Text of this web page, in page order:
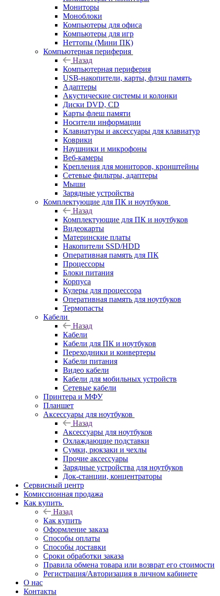
Мониторы
Моноблоки
Компьютеры для офиса
Компьютеры для игр
Неттопы (Мини ПК)
Компьютерная периферия
Назад
Компьютерная периферия
USB-накопители, карты, флэш память
Адаптеры
Акустические системы и колонки
Диски DVD, CD
Карты флеш памяти
Носители информации
Клавиатуры и аксессуары для клавиатур
Коврики
Наушники и микрофоны
Веб-камеры
Крепления для мониторов, кронштейны
Сетевые фильтры, адаптеры
Мыши
Зарядные устройства
Комплектующие для ПК и ноутбуков
Назад
Комплектующие для ПК и ноутбуков
Видеокарты
Материнские платы
Накопители SSD/HDD
Оперативная память для ПК
Процессоры
Блоки питания
Корпуса
Кулеры для процессора
Оперативная память для ноутбуков
Термопасты
Кабели
Назад
Кабели
Кабели для ПК и ноутбуков
Переходники и конвертеры
Кабели питания
Видео кабели
Кабели для мобильных устройств
Сетевые кабели
Принтера и МФУ
Планшет
Аксессуары для ноутбуков
Назад
Аксессуары для ноутбуков
Охлаждающие подставки
Сумки, рюкзаки и чехлы
Прочие аксессуары
Зарядные устройства для ноутбуков
Док-станции, концентраторы
Сервисный центр
Комиссионная продажа
Как купить
Назад
Как купить
Оформление заказа
Способы оплаты
Способы доставки
Сроки обработки заказа
Правила обмена товара или возврат его стоимости
Регистрация/Авторизация в личном кабинете
О нас
Контакты